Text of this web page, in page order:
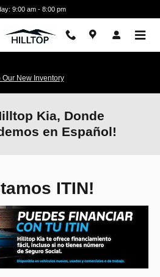
9:00 am - 8:00 pm
Our New Inventory
Kia, Donde
en Español!
ITIN!